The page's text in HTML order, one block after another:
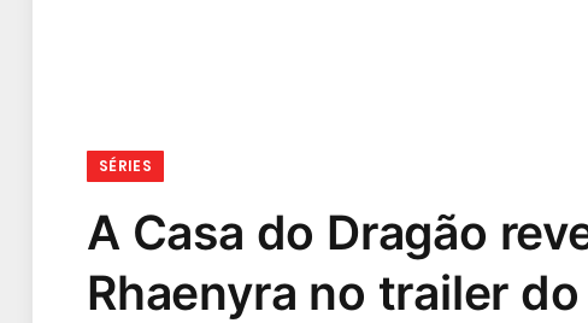
SÉRIES
A Casa do Dragão
Rhaenyra no trailer